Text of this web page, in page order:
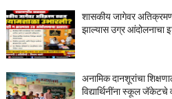
शासकीय जागेवर
झाल्यास उग्र आंदोलनाचा
अनामिक दानशूरांचा
विद्यार्थिनींना स्कूल जॅकेटचे